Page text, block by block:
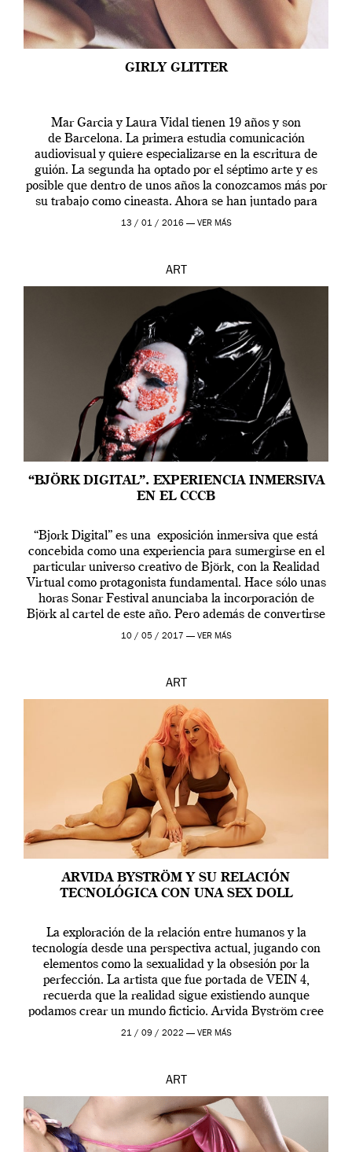
GIRLY GLITTER
Mar Garcia y Laura Vidal tienen 19 años y son
de Barcelona. La primera estudia comunicación
audiovisual y quiere especializarse en la escritura de
guión. La segunda ha optado por el séptimo arte y es
posible que dentro de unos años la conozcamos más por
su trabajo como cineasta. Ahora se han juntado para
contarnos una […]
13 / 01 / 2016 — VER MÁS
ART
“BJÖRK DIGITAL”. EXPERIENCIA INMERSIVA
EN EL CCCB
“Bjork Digital” es una exposición inmersiva que está
concebida como una experiencia para sumergirse en el
particular universo creativo de Björk, con la Realidad
Virtual como protagonista fundamental. Hace sólo unas
horas Sonar Festival anunciaba la incorporación de
Björk al cartel de este año. Pero además de convertirse
en una de las actuaciones más relevantes […]
10 / 05 / 2017 — VER MÁS
ART
ARVIDA BYSTRÖM Y SU RELACIÓN
TECNOLÓGICA CON UNA SEX DOLL
La exploración de la relación entre humanos y la
tecnología desde una perspectiva actual, jugando con
elementos como la sexualidad y la obsesión por la
perfección. La artista que fue portada de VEIN 4,
recuerda que la realidad sigue existiendo aunque
podamos crear un mundo ficticio. Arvida Byström cree
que los humanos tienen un complejo […]
21 / 09 / 2022 — VER MÁS
ART